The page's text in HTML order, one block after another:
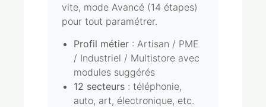
vite, mode Avancé (14 étapes)
pour tout paramétrer.
Profil métier : Artisan / PME
/ Industriel / Multistore avec
modules suggérés
12 secteurs : téléphonie,
auto, art, électronique, etc.